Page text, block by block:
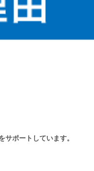
サポートしています。